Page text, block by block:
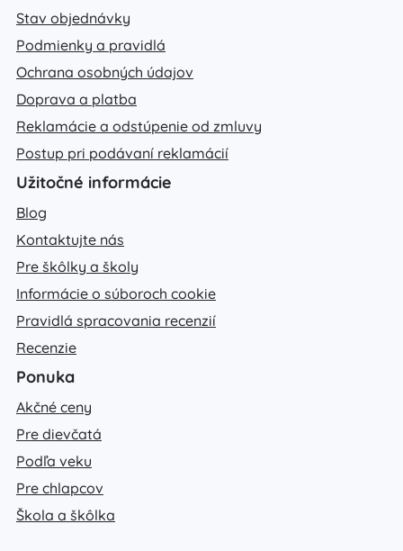
Stav objednávky
Podmienky a pravidlá
Ochrana osobných údajov
Doprava a platba
Reklamácie a odstúpenie od zmluvy
Postup pri podávaní reklamácií
Užitočné informácie
Blog
Kontaktujte nás
Pre škôlky a školy
Informácie o súboroch cookie
Pravidlá spracovania recenzií
Recenzie
Ponuka
Akčné ceny
Pre dievčatá
Podľa veku
Pre chlapcov
Škola a škôlka